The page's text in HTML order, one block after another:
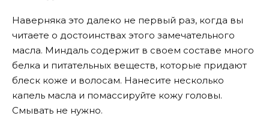
Наверняка это далеко не первый раз, когда вы
читаете о достоинствах этого замечательного
масла. Миндаль содержит в своем составе много
белка и питательных веществ, которые придают
блеск коже и волосам. Нанесите несколько
капель масла и помассируйте кожу головы.
Смывать не нужно.